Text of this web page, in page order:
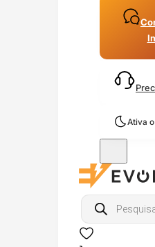
Ativa
Products
search